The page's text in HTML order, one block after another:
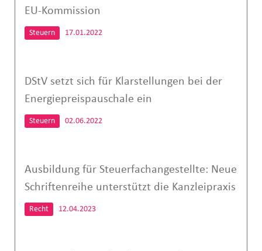
EU-Kommission
Steuern 17.01.2022
DStV setzt sich für Klarstellungen bei der
Energiepreispauschale ein
Steuern 02.06.2022
Ausbildung für Steuerfachangestellte: Neue
Schriftenreihe unterstützt die Kanzleipraxis
Recht 12.04.2023